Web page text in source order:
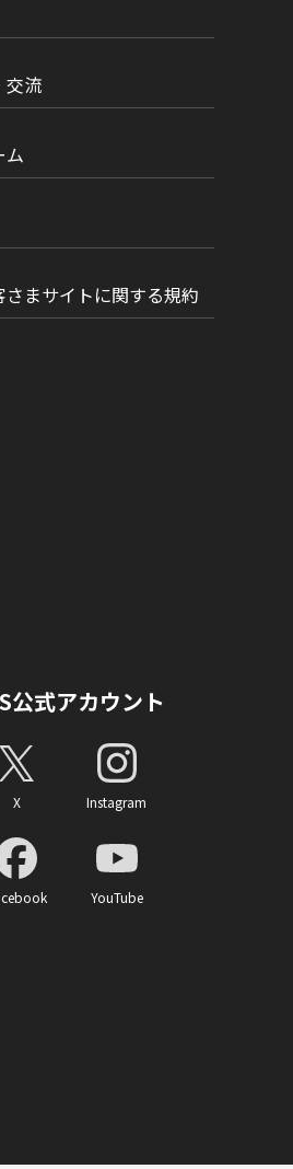
交流
ム
さまサイトに関する規約
公式アカウント
X Instagram
YouTube